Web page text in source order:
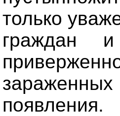
только
граждан
появления.